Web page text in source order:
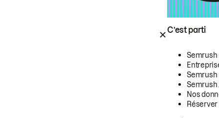
C’est parti
Semrush
Semrush
Semrush
Nos